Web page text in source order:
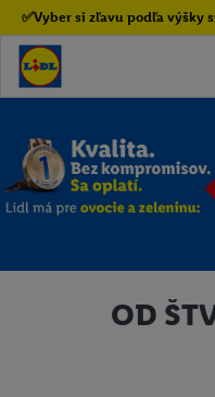
✅Vyber si zľavu podľa výšky
OD